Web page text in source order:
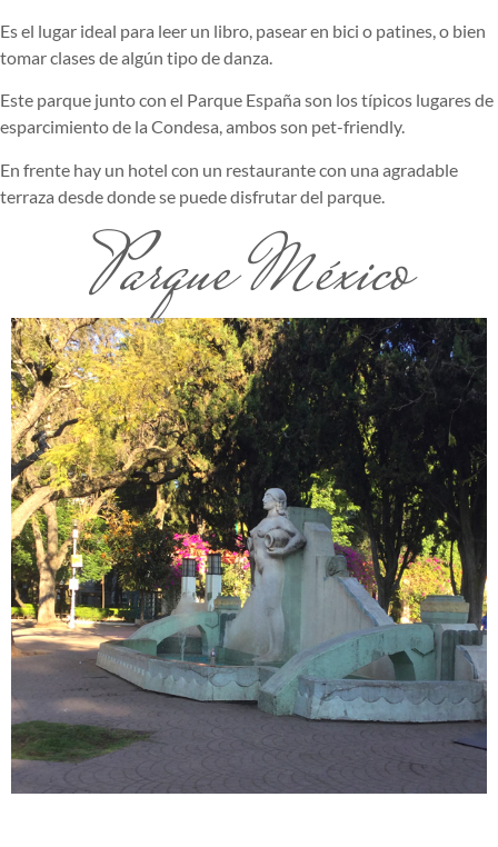
Es el lugar ideal para leer un libro, pasear en bici o patines, o bien
tomar clases de algún tipo de danza.
Este parque junto con el Parque España son los típicos lugares de
esparcimiento de la Condesa, ambos son pet-friendly.
En frente hay un hotel con un restaurante con una agradable
terraza desde donde se puede disfrutar del parque.
Parque México